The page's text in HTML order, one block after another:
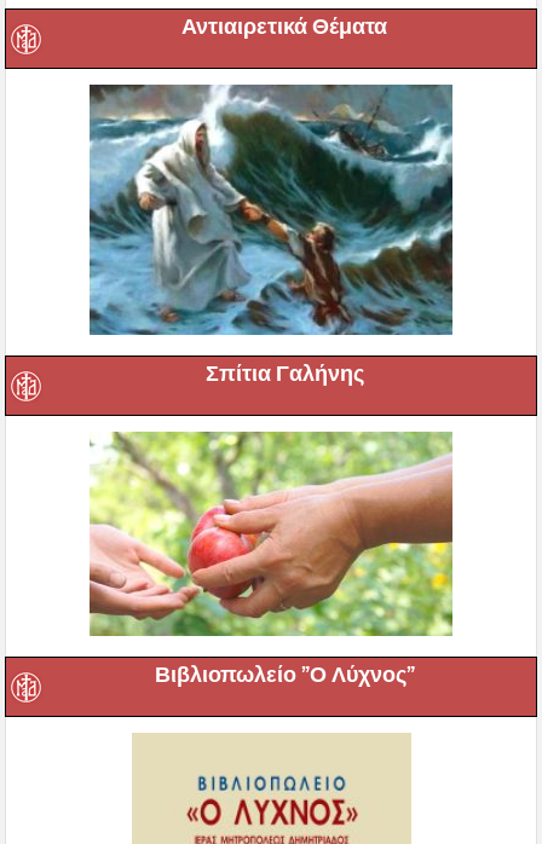
Αντιαιρετικά Θέματα
Σπίτια Γαλήνης
Βιβλιοπωλείο ”Ο Λύχνος”